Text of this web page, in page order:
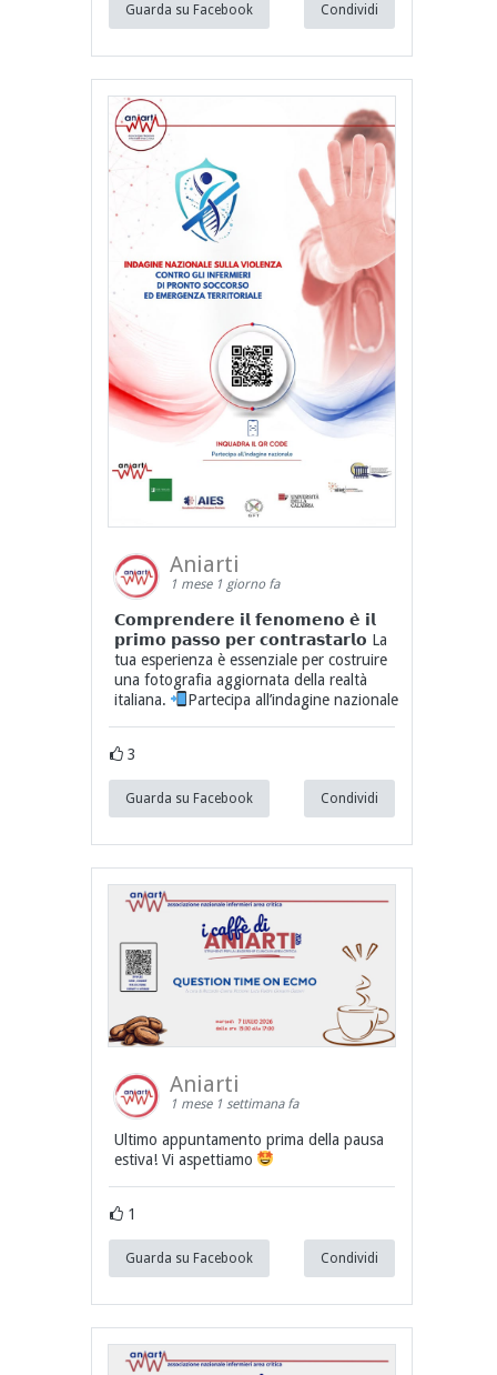
Guarda su Facebook Condividi
Aniarti
1 mese 1 giorno fa
𝗖𝗼𝗺𝗽𝗿𝗲𝗻𝗱𝗲𝗿𝗲 𝗶𝗹 𝗳𝗲𝗻𝗼𝗺𝗲𝗻𝗼 𝗲̀ 𝗶𝗹
𝗽𝗿𝗶𝗺𝗼 𝗽𝗮𝘀𝘀𝗼 𝗽𝗲𝗿 𝗰𝗼𝗻𝘁𝗿𝗮𝘀𝘁𝗮𝗿𝗹𝗼 La
tua esperienza è essenziale per costruire
una fotografia aggiornata della realtà
italiana.
Partecipa all’indagine nazionale
3
Guarda su Facebook Condividi
Aniarti
1 mese 1 settimana fa
Ultimo appuntamento prima della pausa
estiva! Vi aspettiamo
1
Guarda su Facebook Condividi